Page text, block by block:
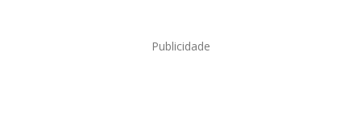
Publicidade